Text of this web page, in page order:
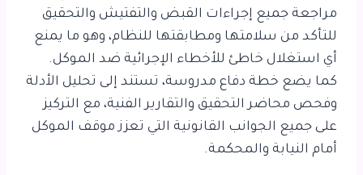
مراجعة جميع إجراءات القبض والتفتيش والتحقيق
للتأكد من سلامتها ومطابقتها للنظام، وهو ما يمنع
أي استغلال خاطئ للأخطاء الإجرائية ضد الموكل.
كما يضع خطة دفاع مدروسة، تستند إلى تحليل الأدلة
وفحص محاضر التحقيق والتقارير الفنية، مع التركيز
على جميع الجوانب القانونية التي تعزز موقف الموكل
أمام النيابة والمحكمة.